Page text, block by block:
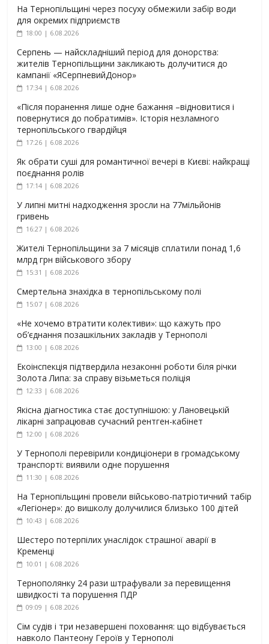
На Тернопільщині через посуху обмежили забір води
для окремих підприємств
18:00 | 6.08.2026
Серпень — найскладніший період для донорства:
жителів Тернопільщини закликають долучитися до
кампанії «ЯСерпневийДонор»
17:34 | 6.08.2026
«Після поранення лише одне бажання –відновитися і
повернутися до побратимів». Історія незламного
тернопільського гвардійця
17:26 | 6.08.2026
Як обрати суші для романтичної вечері в Києві: найкращі
поєднання ролів
17:14 | 6.08.2026
У липні митні надходження зросли на 77мільйонів
гривень
16:27 | 6.08.2026
Жителі Тернопільщини за 7 місяців сплатили понад 1,6
млрд грн військового збору
15:31 | 6.08.2026
Смертельна знахідка в тернопільському полі
15:07 | 6.08.2026
«Не хочемо втратити колективи»: що кажуть про
об’єднання позашкільних закладів у Тернополі
13:00 | 6.08.2026
Екоінспекція підтвердила незаконні роботи біля річки
Золота Липа: за справу візьметься поліція
12:33 | 6.08.2026
Якісна діагностика стає доступнішою: у Лановецькій
лікарні запрацював сучасний рентген-кабінет
12:00 | 6.08.2026
У Тернополі перевірили кондиціонери в громадському
транспорті: виявили одне порушення
11:30 | 6.08.2026
На Тернопільщині провели військово-патріотичний табір
«Легіонер»: до вишколу долучилися близько 100 дітей
10:43 | 6.08.2026
Шестеро потерпілих унаслідок страшної аварії в
Кременці
10:01 | 6.08.2026
Тернополянку 24 рази штрафували за перевищення
швидкості та порушення ПДР
09:09 | 6.08.2026
Сім судів і три незавершені поховання: що відбувається
навколо Пантеону Героїв у Тернополі